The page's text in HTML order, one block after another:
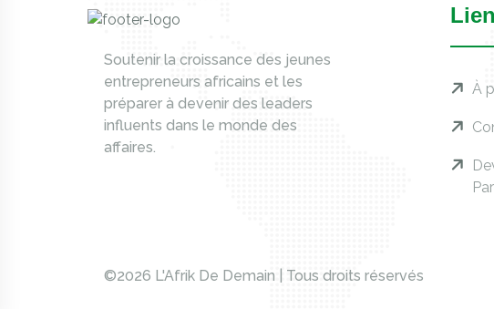
Soutenir la croissance des jeunes
entrepreneurs africains et les
préparer à devenir des leaders
influents dans le monde des
affaires.
À
©2026 L'Afrik De Demain | Tous droits réservés